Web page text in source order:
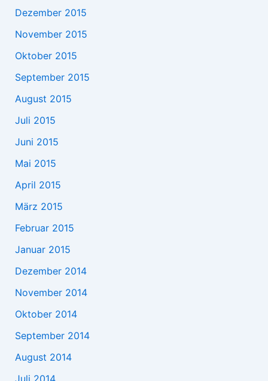
Dezember 2015
November 2015
Oktober 2015
September 2015
August 2015
Juli 2015
Juni 2015
Mai 2015
April 2015
März 2015
Februar 2015
Januar 2015
Dezember 2014
November 2014
Oktober 2014
September 2014
August 2014
Juli 2014